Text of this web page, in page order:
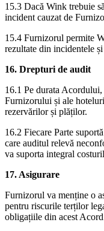
15.3 Dacă Wink trebuie
incident cauzat de
15.4 Furnizorul permite
rezultate din incidentele
16. Drepturi de audit
16.1 Pe durata
Furnizorului și ale
rezervărilor și plăților.
16.2 Fiecare Parte
care auditul relevă
va suporta integral
17. Asigurare
Furnizorul va menține o
pentru riscurile terților
obligațiile din acest